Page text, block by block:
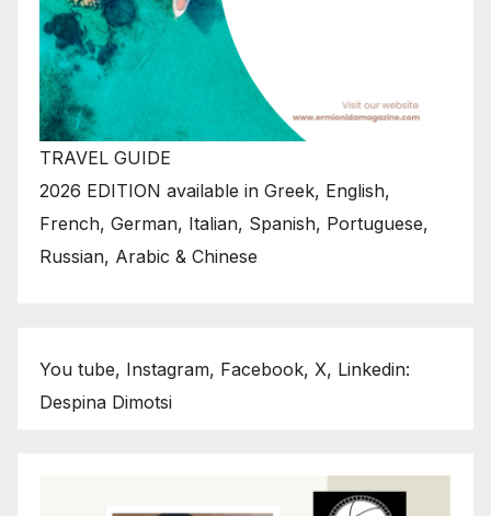
TRAVEL GUIDE
2026 EDITION available in Greek, English,
French, German, Italian, Spanish, Portuguese,
Russian, Arabic & Chinese
You tube, Instagram, Facebook, X, Linkedin:
Despina Dimotsi